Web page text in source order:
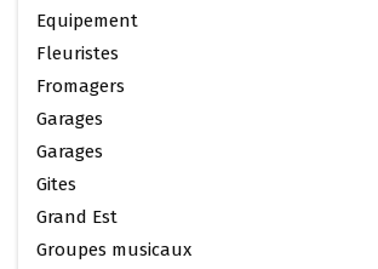
Equipement
Fleuristes
Fromagers
Garages
Garages
Gites
Grand Est
Groupes musicaux